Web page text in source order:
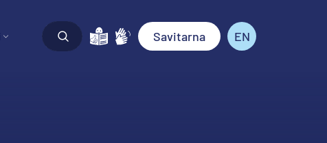
Savitarna EN